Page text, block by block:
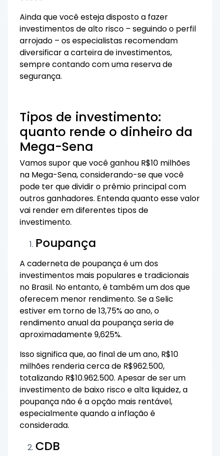
Ainda que você esteja disposto a fazer
investimentos de alto risco – seguindo o perfil
arrojado – os especialistas recomendam
diversificar a carteira de investimentos,
sempre contando com uma reserva de
segurança.
Tipos de investimento:
quanto rende o dinheiro da
Mega-Sena
Vamos supor que você ganhou R$10 milhões
na Mega-Sena, considerando-se que você
pode ter que dividir o prêmio principal com
outros ganhadores. Entenda quanto esse valor
vai render em diferentes tipos de
investimento.
Poupança
A caderneta de poupança é um dos
investimentos mais populares e tradicionais
no Brasil. No entanto, é também um dos que
oferecem menor rendimento. Se a Selic
estiver em torno de 13,75% ao ano, o
rendimento anual da poupança seria de
aproximadamente 9,625%.
Isso significa que, ao final de um ano, R$10
milhões renderia cerca de R$962.500,
totalizando R$10.962.500. Apesar de ser um
investimento de baixo risco e alta liquidez, a
poupança não é a opção mais rentável,
especialmente quando a inflação é
considerada.
CDB